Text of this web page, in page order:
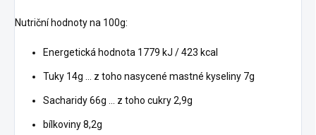
Nutriční hodnoty na 100g:
Energetická hodnota 1779 kJ / 423 kcal
Tuky 14g ... z toho nasycené mastné kyseliny 7g
Sacharidy 66g ... z toho cukry 2,9g
bílkoviny 8,2g